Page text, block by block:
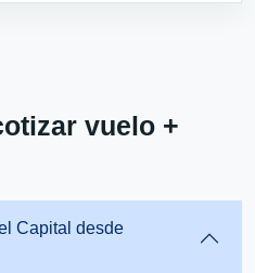
vuelo +
Capital desde